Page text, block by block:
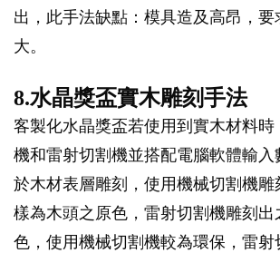
出，此手法缺點：模具造及高昂，要
大。
8.水晶獎盃實木雕刻手法
客製化水晶獎盃若使用到實木材料時
機和雷射切割機並搭配電腦軟體輸入
於木材表層雕刻，使用機械切割機
樣為木頭之原色，雷射切割機雕刻
色，使用機械切割機較為環保，雷射